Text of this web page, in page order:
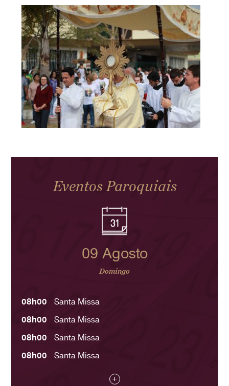
Eventos Paroquiais
09 Agosto
Domingo
08h00
Santa Missa
08h00
Santa Missa
08h00
Santa Missa
08h00
Santa Missa
+